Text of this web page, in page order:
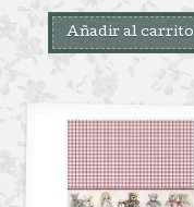
Añadir al carrito